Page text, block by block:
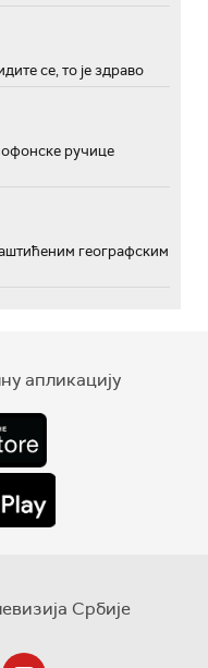
се, то је здраво
ручице
географским
апликацију
Србије